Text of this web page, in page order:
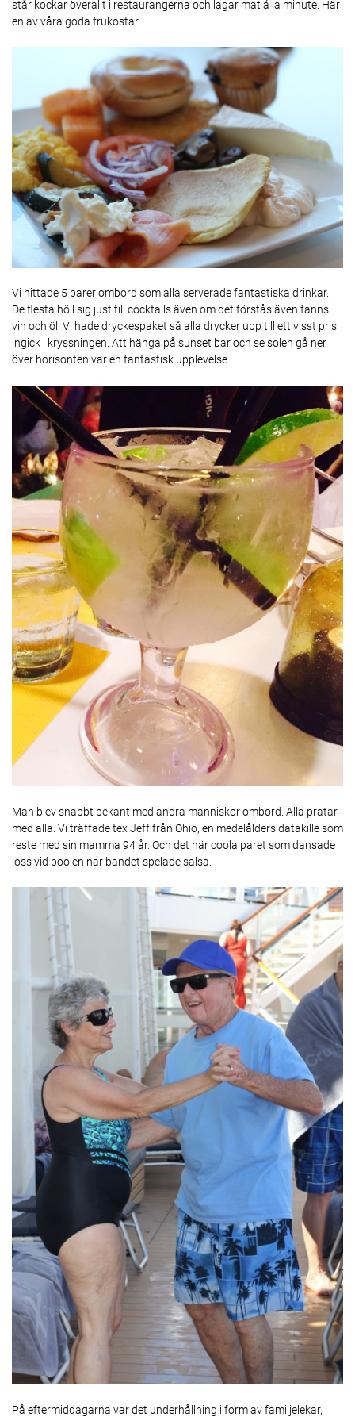
står kockar överallt i restaurangerna och lagar mat á la minute. Här
en av våra goda frukostar.
Vi hittade 5 barer ombord som alla serverade fantastiska drinkar.
De flesta höll sig just till cocktails även om det förstås även fanns
vin och öl. Vi hade dryckespaket så alla drycker upp till ett visst pris
ingick i kryssningen. Att hänga på sunset bar och se solen gå ner
över horisonten var en fantastisk upplevelse.
Man blev snabbt bekant med andra människor ombord. Alla pratar
med alla. Vi träffade tex Jeff från Ohio, en medelålders datakille som
reste med sin mamma 94 år. Och det här coola paret som dansade
loss vid poolen när bandet spelade salsa.
På eftermiddagarna var det underhållning i form av familjelekar,